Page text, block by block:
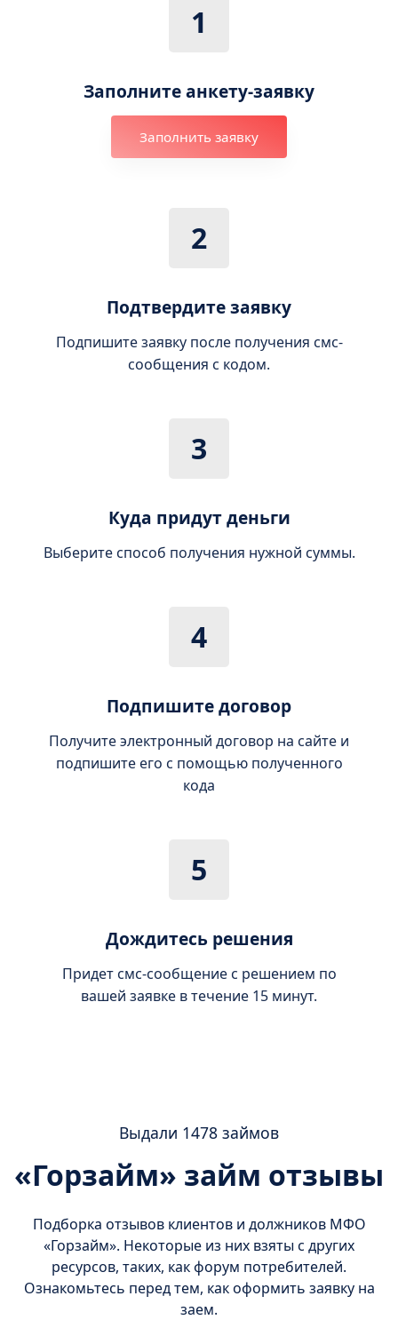
1
Заполните анкету-заявку
Заполнить заявку
2
Подтвердите заявку
Подпишите заявку после получения смс-
сообщения с кодом.
3
Куда придут деньги
Выберите способ получения нужной суммы.
4
Подпишите договор
Получите электронный договор на сайте и
подпишите его с помощью полученного
кода
5
Дождитесь решения
Придет смс-сообщение с решением по
вашей заявке в течение 15 минут.
Выдали 1478 займов
«Горзайм» займ отзывы
Подборка отзывов клиентов и должников МФО
«Горзайм». Некоторые из них взяты с других
ресурсов, таких, как форум потребителей.
Ознакомьтесь перед тем, как оформить заявку на
заем.